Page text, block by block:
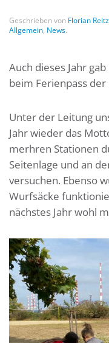
Geschrieben von Florian
Allgemein, News.
Auch dieses Jahr
beim Ferienpass der
Unter der Leitung
Jahr wieder das
merhren Stationen
Seitenlage und an
versuchen. Ebenso
Wurfsäcke
nächstes Jahr wohl